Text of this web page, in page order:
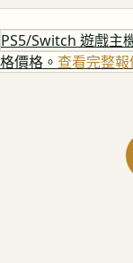
PS5/Switch 遊戲主
格價格。 查看完整